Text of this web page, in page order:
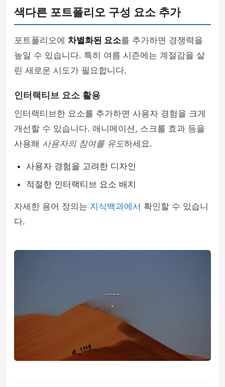
색다른 포트폴리오 구성 요소 추가
포트폴리오에 차별화된 요소를 추가하면 경쟁력을
높일 수 있습니다. 특히 여름 시즌에는 계절감을 살
린 새로운 시도가 필요합니다.
인터랙티브 요소 활용
인터랙티브한 요소를 추가하면 사용자 경험을 크게
개선할 수 있습니다. 애니메이션, 스크롤 효과 등을
사용해 사용자의 참여를 유도하세요.
사용자 경험을 고려한 디자인
적절한 인터랙티브 요소 배치
자세한 용어 정의는 지식백과에서 확인할 수 있습니
다.